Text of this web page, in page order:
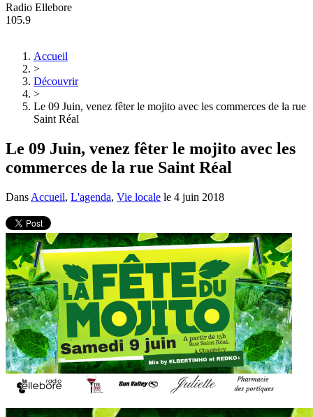
Radio Ellebore
105.9
Accueil
>
Découvrir
>
Le 09 Juin, venez fêter le mojito avec les commerces de la rue
Saint Réal
Le 09 Juin, venez fêter le mojito avec les
commerces de la rue Saint Réal
Dans Accueil, L'agenda, Vie locale le 4 juin 2018